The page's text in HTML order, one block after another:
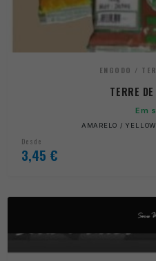
ENGODO /
TERRE
Em
AMARELO /
Desde
3,45 €